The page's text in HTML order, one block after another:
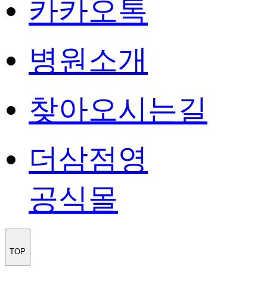
카카오톡
병원소개
찾아오시는길
더삼점영
공식몰
TOP